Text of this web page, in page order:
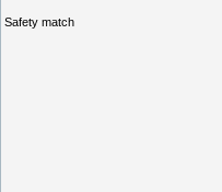
Safety match